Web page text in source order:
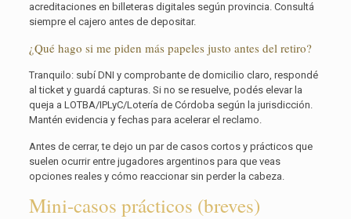
acreditaciones en billeteras digitales según provincia. Consultá
siempre el cajero antes de depositar.
¿Qué hago si me piden más papeles justo antes del retiro?
Tranquilo: subí DNI y comprobante de domicilio claro, respondé
al ticket y guardá capturas. Si no se resuelve, podés elevar la
queja a LOTBA/IPLyC/Lotería de Córdoba según la jurisdicción.
Mantén evidencia y fechas para acelerar el reclamo.
Antes de cerrar, te dejo un par de casos cortos y prácticos que
suelen ocurrir entre jugadores argentinos para que veas
opciones reales y cómo reaccionar sin perder la cabeza.
Mini-casos prácticos (breves)